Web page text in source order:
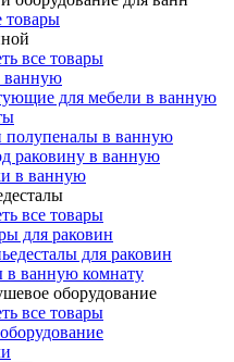
товары
все товары
ванную
для мебели в ванную
в ванную
раковину в ванную
в ванную
все товары
для раковин
для раковин
в ванную комнату
оборудование
все товары